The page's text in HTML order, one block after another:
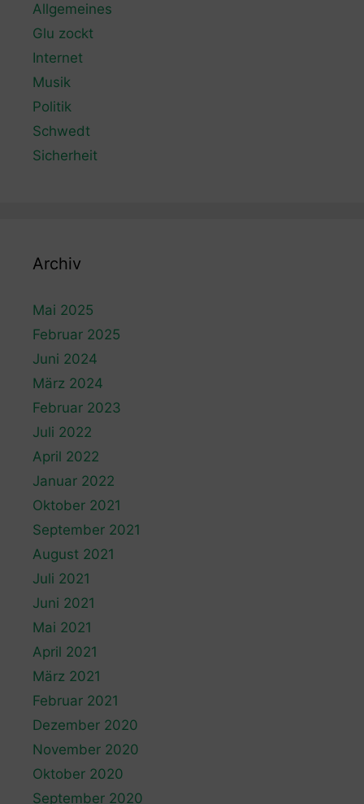
Allgemeines
Glu zockt
Internet
Musik
Politik
Schwedt
Sicherheit
Archiv
Mai 2025
Februar 2025
Juni 2024
März 2024
Februar 2023
Juli 2022
April 2022
Januar 2022
Oktober 2021
September 2021
August 2021
Juli 2021
Juni 2021
Mai 2021
April 2021
März 2021
Februar 2021
Dezember 2020
November 2020
Oktober 2020
September 2020